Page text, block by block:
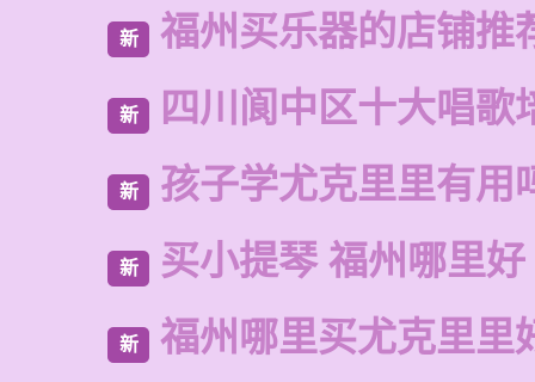
新 福州买乐器的店铺推
新 四川阆中区十大唱歌
新 孩子学尤克里里有用
新 买小提琴 福州哪里好
新 福州哪里买尤克里里